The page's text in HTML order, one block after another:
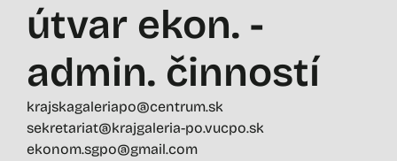
útvar ekon. -
admin. činností
krajskagaleriapo@centrum.sk
sekretariat@krajgaleria-po.vucpo.sk
ekonom.sgpo@gmail.com